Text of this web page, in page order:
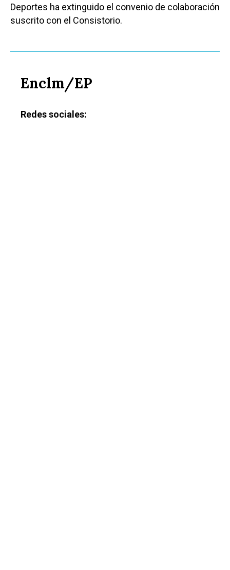
Deportes ha extinguido el convenio de colaboración
suscrito con el Consistorio.
Enclm/EP
Redes sociales: